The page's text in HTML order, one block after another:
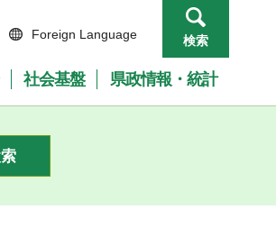
Foreign Language 検索
社会基盤 県政情報・統計